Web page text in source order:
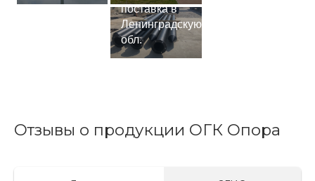
поставка в
Ленинградскую
обл.
Отзывы о продукции ОГК Опора